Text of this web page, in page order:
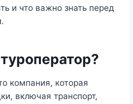
и что важно знать перед
компания, которая
включая транспорт,